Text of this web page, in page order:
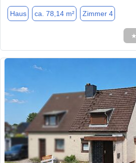
Haus ca. 78,14 m² Zimmer 4
★